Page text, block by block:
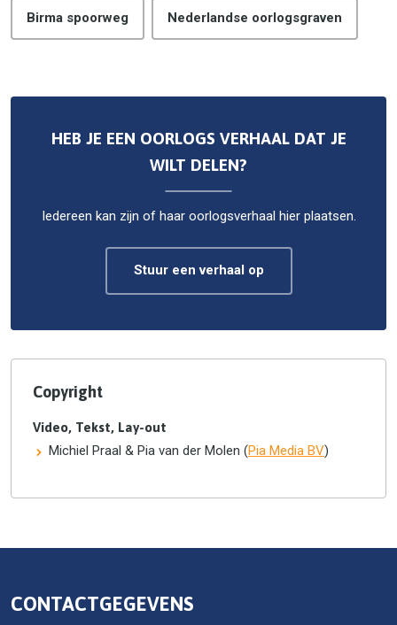
Birma spoorweg Nederlandse oorlogsgraven
HEB JE EEN OORLOGS VERHAAL DAT JE
WILT DELEN?
Iedereen kan zijn of haar oorlogsverhaal hier plaatsen.
Stuur een verhaal op
Copyright
Video, Tekst, Lay-out
Michiel Praal & Pia van der Molen (Pia Media BV)
CONTACTGEGEVENS